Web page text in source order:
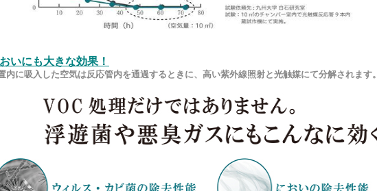
いにも大きな効果！
内に吸入した空気は反応管内を通過するときに、高い紫外線照射と光触媒にて分解されます。